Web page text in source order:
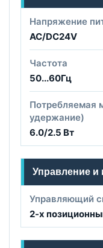
Напряжение
AC/DC24V
Частота
50...60Гц
Потребляемая
удержание)
6.0/2.5 Вт
Управление
Управляющий
2-х